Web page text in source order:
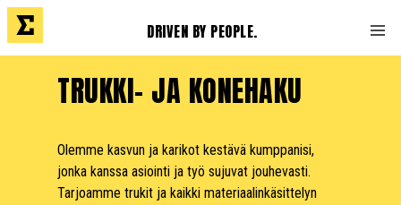
DRIVEN BY PEOPLE.
TRUKKI- JA KONEHAKU
Olemme kasvun ja karikot kestävä kumppanisi,
jonka kanssa asiointi ja työ sujuvat jouhevasti.
Tarjoamme trukit ja kaikki materiaalinkäsittelyn